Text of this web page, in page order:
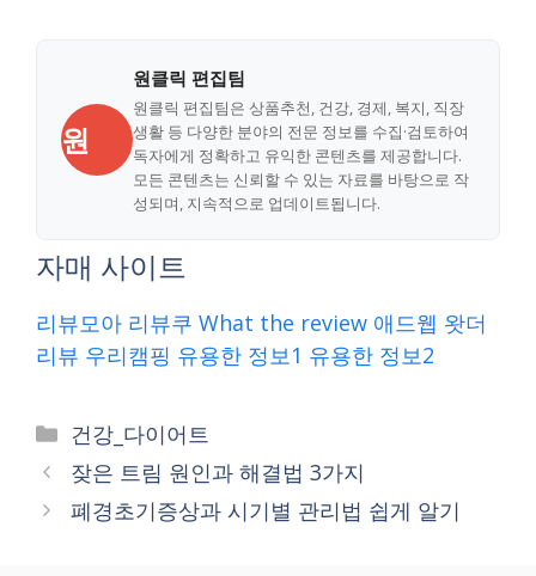
원
원클릭 편집팀
원클릭 편집팀은 상품추천, 건강, 경제, 복지, 직장
생활 등 다양한 분야의 전문 정보를 수집·검토하여
독자에게 정확하고 유익한 콘텐츠를 제공합니다.
모든 콘텐츠는 신뢰할 수 있는 자료를 바탕으로 작
성되며, 지속적으로 업데이트됩니다.
자매 사이트
리뷰모아 리뷰쿠 What the review 애드웹 왓더
리뷰 우리캠핑 유용한 정보1 유용한 정보2
Categories
건강_다이어트
잦은 트림 원인과 해결법 3가지
폐경초기증상과 시기별 관리법 쉽게 알기